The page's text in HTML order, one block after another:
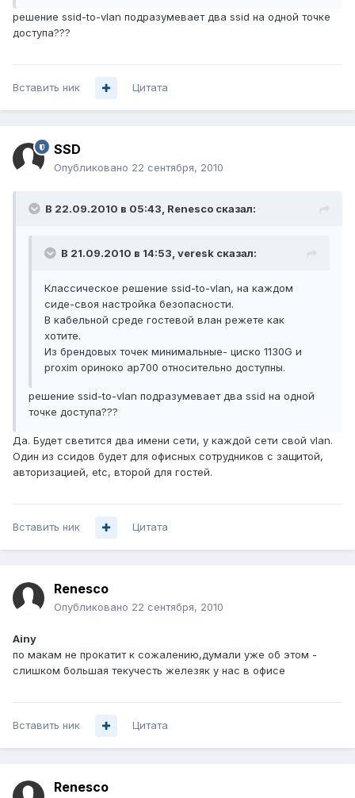
решение ssid-to-vlan подразумевает два ssid на одной точке
доступа???
Вставить ник Цитата
SSD
Опубликовано 22 сентября, 2010
В 22.09.2010 в 05:43, Renesco сказал:
В 21.09.2010 в 14:53, veresk сказал:
Классическое решение ssid-to-vlan, на каждом
сиде-своя настройка безопасности.
В кабельной среде гостевой влан режете как
хотите.
Из брендовых точек минимальные- циско 1130G и
proxim ориноко ap700 относительно доступны.
решение ssid-to-vlan подразумевает два ssid на одной
точке доступа???
Да. Будет светится два имени сети, у каждой сети свой vlan.
Один из ссидов будет для офисных сотрудников с защитой,
авторизацией, etc, второй для гостей.
Вставить ник Цитата
Renesco
Опубликовано 22 сентября, 2010
Ainy
по макам не прокатит к сожалению,думали уже об этом -
слишком большая текучесть железяк у нас в офисе
Вставить ник Цитата
Renesco